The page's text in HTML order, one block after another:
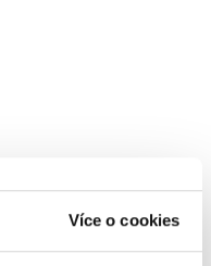
Více o cookies